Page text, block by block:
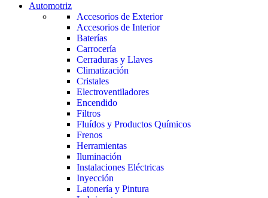
Automotriz
Accesorios de Exterior
Accesorios de Interior
Baterías
Carrocería
Cerraduras y Llaves
Climatización
Cristales
Electroventiladores
Encendido
Filtros
Fluídos y Productos Químicos
Frenos
Herramientas
Iluminación
Instalaciones Eléctricas
Inyección
Latonería y Pintura